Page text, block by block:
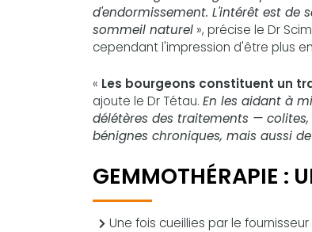
d'endormissement. L'intérêt est de
sommeil naturel », précise le Dr
cependant l'impression d'être plus
« Les bourgeons constituent un
ajoute le Dr Tétau. En les aidant à
délétères des traitements —
bénignes chroniques, mais aussi
GEMMOTHÉRAPIE :
Une fois cueillies par le